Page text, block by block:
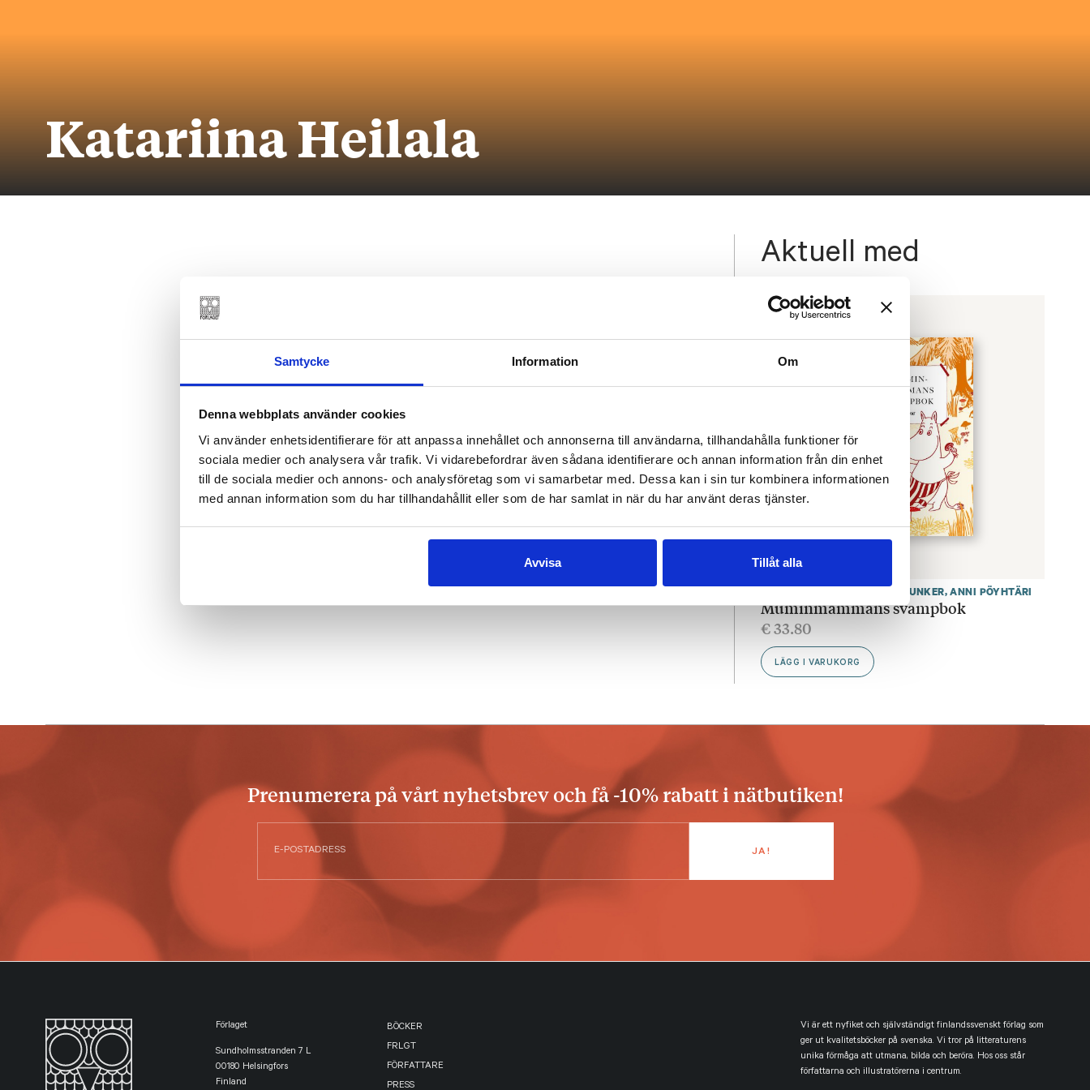
Samtycke Information Om
Denna webbplats använder cookies
Vi använder enhetsidentifierare för att anpassa innehållet och annonserna till användarna, tillhandahålla funktioner för
sociala medier och analysera vår trafik. Vi vidarebefordrar även sådana identifierare och annan information från din enhet
till de sociala medier och annons- och analysföretag som vi samarbetar med. Dessa kan i sin tur kombinera informationen
med annan information som du har tillhandahållit eller som de har samlat in när du har använt deras tjänster.
Avvisa Tillåt alla
Katariina Heilala
Aktuell med
TARA JUNKER,ANNI PÖYHTÄRI
Muminmammans svampbok
€33.80
LÄGG I VARUKORG
Prenumerera på vårt nyhetsbrev och få -10% rabatt i nätbutiken!
Förlaget
Sundholmsstranden 7 L
00180 Helsingfors
Finland
BÖCKER
FRLGT
FÖRFATTARE
PRESS
Vi är ett nyfiket och självständigt finlandssvenskt förlag som
ger ut kvalitetsböcker på svenska. Vi tror på litteraturens
unika förmåga att utmana, bilda och beröra. Hos oss står
författarna och illustratörerna i centrum.